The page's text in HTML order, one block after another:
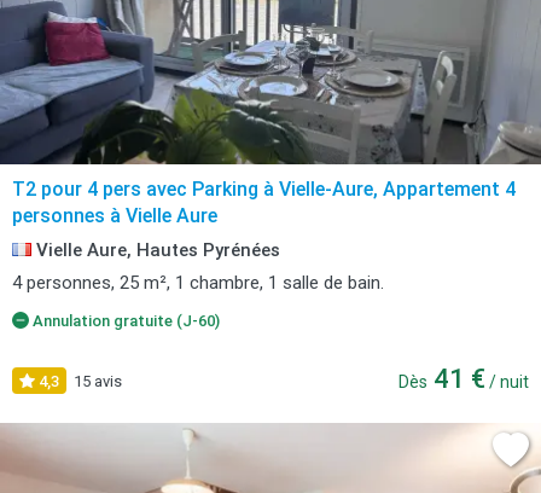
T2 pour 4 pers avec Parking à Vielle-Aure, Appartement 4
personnes à Vielle Aure
Vielle Aure, Hautes Pyrénées
4 personnes, 25 m², 1 chambre, 1 salle de bain.
Annulation gratuite (J-60)
4,3 15 avis Dès 41 € / nuit